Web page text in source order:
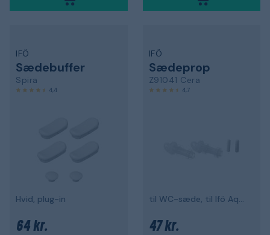
IFÖ
Sædebuffer
Spira
4,4
Hvid, plug-in
64 kr.
IFÖ
Sædeprop
Z91041 Cera
4,7
til WC-sæde, til Ifö Aqua/Cera/Sign/Spira
47 kr.